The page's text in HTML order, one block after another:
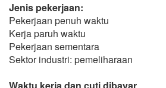
Jenis pekerjaan:
Pekerjaan penuh waktu
Kerja paruh waktu
Pekerjaan sementara
Sektor industri: pemeliharaan